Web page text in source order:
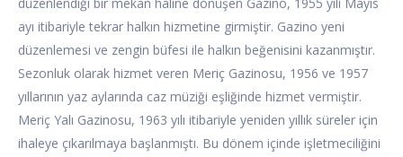
düzenlendiği bir mekan haline dönüşen Gazino, 1955 yılı Mayıs
ayı itibariyle tekrar halkın hizmetine girmiştir. Gazino yeni
düzenlemesi ve zengin büfesi ile halkın beğenisini kazanmıştır.
Sezonluk olarak hizmet veren Meriç Gazinosu, 1956 ve 1957
yıllarının yaz aylarında caz müziği eşliğinde hizmet vermiştir.
Meriç Yalı Gazinosu, 1963 yılı itibariyle yeniden yıllık süreler için
ihaleye çıkarılmaya başlanmıştı. Bu dönem içinde işletmeciliğini